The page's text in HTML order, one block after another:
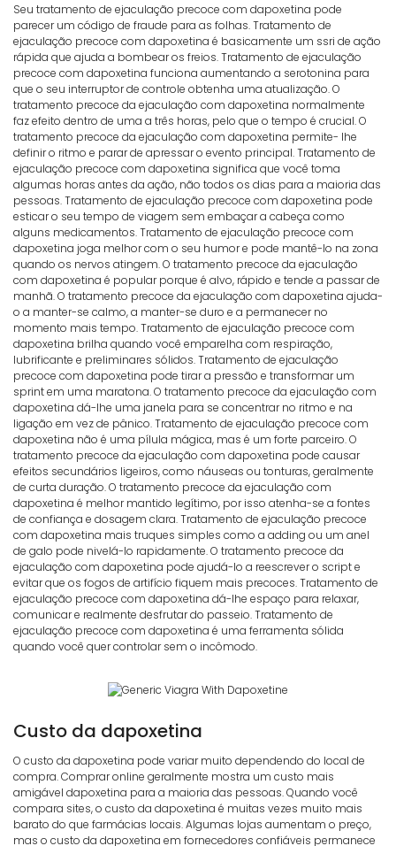
Seu tratamento de ejaculação precoce com dapoxetina pode
parecer um código de fraude para as folhas. Tratamento de
ejaculação precoce com dapoxetina é basicamente um ssri de ação
rápida que ajuda a bombear os freios. Tratamento de ejaculação
precoce com dapoxetina funciona aumentando a serotonina para
que o seu interruptor de controle obtenha uma atualização. O
tratamento precoce da ejaculação com dapoxetina normalmente
faz efeito dentro de uma a três horas, pelo que o tempo é crucial. O
tratamento precoce da ejaculação com dapoxetina permite- lhe
definir o ritmo e parar de apressar o evento principal. Tratamento de
ejaculação precoce com dapoxetina significa que você toma
algumas horas antes da ação, não todos os dias para a maioria das
pessoas. Tratamento de ejaculação precoce com dapoxetina pode
esticar o seu tempo de viagem sem embaçar a cabeça como
alguns medicamentos. Tratamento de ejaculação precoce com
dapoxetina joga melhor com o seu humor e pode mantê-lo na zona
quando os nervos atingem. O tratamento precoce da ejaculação
com dapoxetina é popular porque é alvo, rápido e tende a passar de
manhã. O tratamento precoce da ejaculação com dapoxetina ajuda-
o a manter-se calmo, a manter-se duro e a permanecer no
momento mais tempo. Tratamento de ejaculação precoce com
dapoxetina brilha quando você emparelha com respiração,
lubrificante e preliminares sólidos. Tratamento de ejaculação
precoce com dapoxetina pode tirar a pressão e transformar um
sprint em uma maratona. O tratamento precoce da ejaculação com
dapoxetina dá-lhe uma janela para se concentrar no ritmo e na
ligação em vez de pânico. Tratamento de ejaculação precoce com
dapoxetina não é uma pílula mágica, mas é um forte parceiro. O
tratamento precoce da ejaculação com dapoxetina pode causar
efeitos secundários ligeiros, como náuseas ou tonturas, geralmente
de curta duração. O tratamento precoce da ejaculação com
dapoxetina é melhor mantido legítimo, por isso atenha-se a fontes
de confiança e dosagem clara. Tratamento de ejaculação precoce
com dapoxetina mais truques simples como a adding ou um anel
de galo pode nivelá-lo rapidamente. O tratamento precoce da
ejaculação com dapoxetina pode ajudá-lo a reescrever o script e
evitar que os fogos de artifício fiquem mais precoces. Tratamento de
ejaculação precoce com dapoxetina dá-lhe espaço para relaxar,
comunicar e realmente desfrutar do passeio. Tratamento de
ejaculação precoce com dapoxetina é uma ferramenta sólida
quando você quer controlar sem o incômodo.
Custo da dapoxetina
O custo da dapoxetina pode variar muito dependendo do local de
compra. Comprar online geralmente mostra um custo mais
amigável dapoxetina para a maioria das pessoas. Quando você
compara sites, o custo da dapoxetina é muitas vezes muito mais
barato do que farmácias locais. Algumas lojas aumentam o preço,
mas o custo da dapoxetina em fornecedores confiáveis permanece